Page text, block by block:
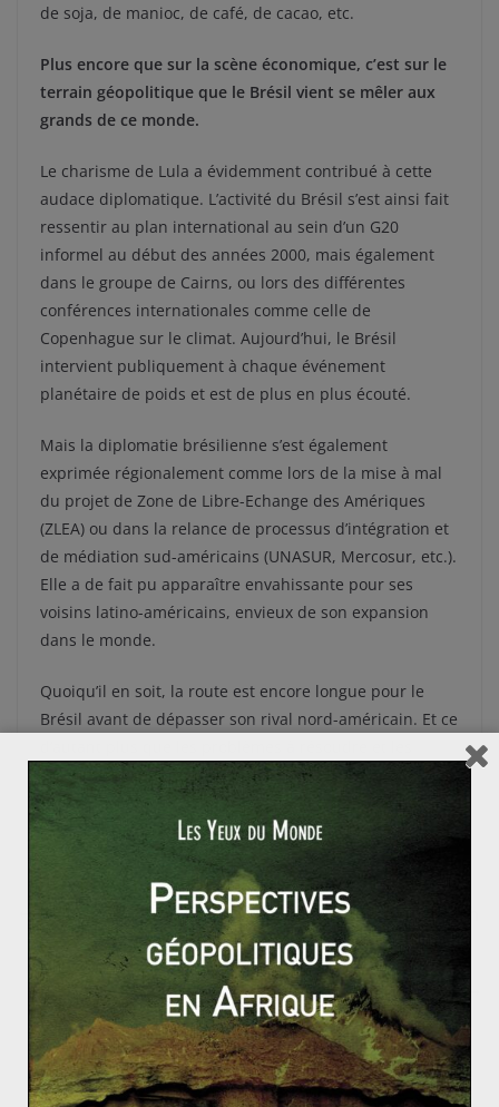
de soja, de manioc, de café, de cacao, etc.
Plus encore que sur la scène économique, c’est sur le
terrain géopolitique que le Brésil vient se mêler aux
grands de ce monde.
Le charisme de Lula a évidemment contribué à cette
audace diplomatique. L’activité du Brésil s’est ainsi fait
ressentir au plan international au sein d’un G20
informel au début des années 2000, mais également
dans le groupe de Cairns, ou lors des différentes
conférences internationales comme celle de
Copenhague sur le climat. Aujourd’hui, le Brésil
intervient publiquement à chaque événement
planétaire de poids et est de plus en plus écouté.
Mais la diplomatie brésilienne s’est également
exprimée régionalement comme lors de la mise à mal
du projet de Zone de Libre-Echange des Amériques
(ZLEA) ou dans la relance de processus d’intégration et
de médiation sud-américains (UNASUR, Mercosur, etc.).
Elle a de fait pu apparaître envahissante pour ses
voisins latino-américains, envieux de son expansion
dans le monde.
Quoiqu’il en soit, la route est encore longue pour le
Brésil avant de dépasser son rival nord-américain. Et ce
archaïsmes restent nombreux.
Le premier porte-avions chinois lancé : la puissance
militaire de l’Empire du Milieu entre (enfin) en march
Risque financier systémique : les banques centrales
à la rescousse des pays occidentaux ?